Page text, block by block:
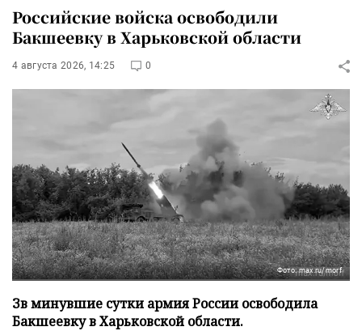
Российские войска освободили
Бакшеевку в Харьковской области
4 августа 2026, 14:25 0
Фото: max.ru/morf
Зв минувшие сутки армия России освободила
Бакшеевку в Харьковской области.